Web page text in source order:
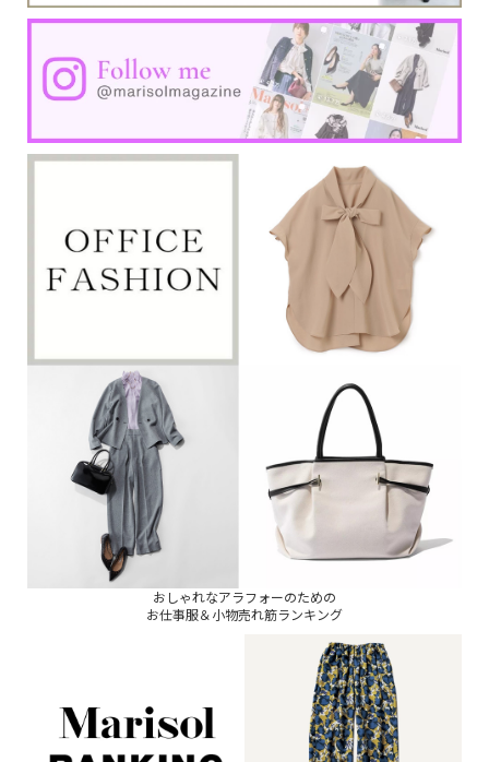
おしゃれなアラフォーのための
お仕事服＆小物売れ筋ランキング